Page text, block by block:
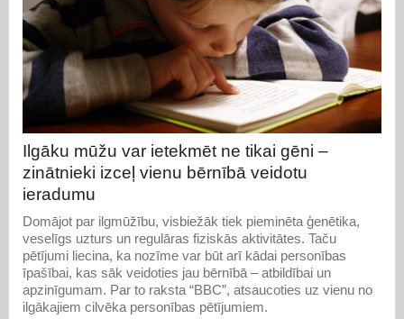
Ilgāku mūžu var ietekmēt ne tikai gēni –
zinātnieki izceļ vienu bērnībā veidotu
ieradumu
Domājot par ilgmūžību, visbiežāk tiek pieminēta ģenētika,
veselīgs uzturs un regulāras fiziskās aktivitātes. Taču
pētījumi liecina, ka nozīme var būt arī kādai personības
īpašībai, kas sāk veidoties jau bērnībā – atbildībai un
apzinīgumam. Par to raksta “BBC”, atsaucoties uz vienu no
ilgākajiem cilvēka personības pētījumiem.